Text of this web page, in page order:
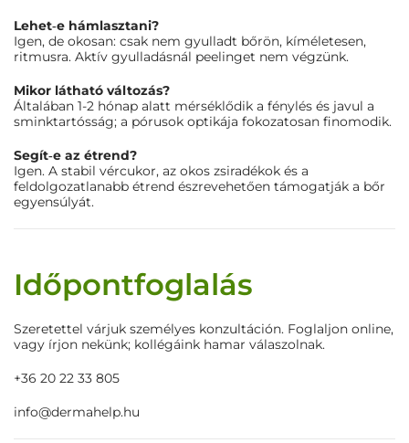
Lehet‑e hámlasztani?
Igen, de okosan: csak nem gyulladt bőrön, kíméletesen,
ritmusra. Aktív gyulladásnál peelinget nem végzünk.
Mikor látható változás?
Általában 1-2 hónap alatt mérséklődik a fénylés és javul a
sminktartósság; a pórusok optikája fokozatosan finomodik.
Segít‑e az étrend?
Igen. A stabil vércukor, az okos zsiradékok és a
feldolgozatlanabb étrend észrevehetően támogatják a bőr
egyensúlyát.
Időpontfoglalás
Szeretettel várjuk személyes konzultáción. Foglaljon online,
vagy írjon nekünk; kollégáink hamar válaszolnak.
+36 20 22 33 805
info@dermahelp.hu